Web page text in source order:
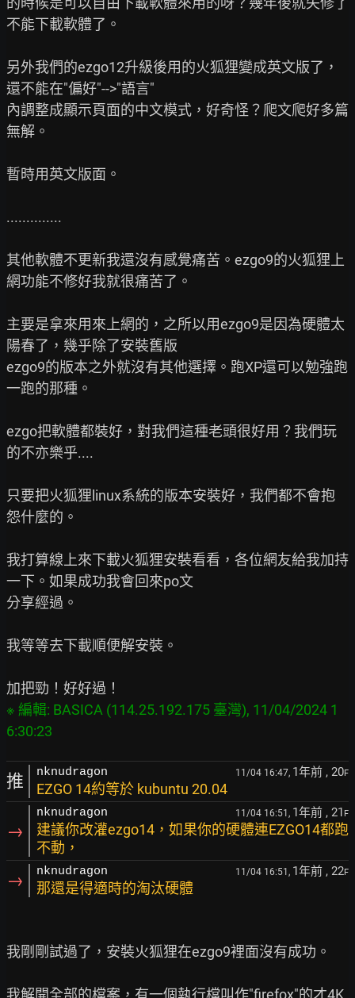
不能下載軟體了。
另外我們的ezgo12升級後用的火狐狸變成英文版了，
還不能在"偏好"-->"語言"
內調整成顯示頁面的中文模式，好奇怪？爬文爬好多篇
無解。
暫時用英文版面。
..............
其他軟體不更新我還沒有感覺痛苦。ezgo9的火狐狸上
網功能不修好我就很痛苦了。
主要是拿來用來上網的，之所以用ezgo9是因為硬體太
陽春了，幾乎除了安裝舊版
ezgo9的版本之外就沒有其他選擇。跑XP還可以勉強跑
一跑的那種。
ezgo把軟體都裝好，對我們這種老頭很好用？我們玩
的不亦樂乎....
只要把火狐狸linux系統的版本安裝好，我們都不會抱
怨什麼的。
我打算線上來下載火狐狸安裝看看，各位網友給我加持
一下。如果成功我會回來po文
分享經過。
我等等去下載順便解安裝。
※ 編輯: BASICA (114.25.192.175 臺灣), 11/04/2024 1
推 nknudragon 11/04 16:47, 1年前 , 20F
EZGO 14約等於 kubuntu 20.04
→
nknudragon 11/04 16:51, 1年前 , 21 F
建議你改灌ezgo14，如果你的硬體連EZGO14都跑
不動，
→ nknudragon 11/04 16:51, 1年前 , 22F
那還是得適時的淘汰硬體
我剛剛試過了，安裝火狐狸在ezgo9裡面沒有成功。
我解開全部的檔案，有一個執行檔叫作"firefox"的才4K